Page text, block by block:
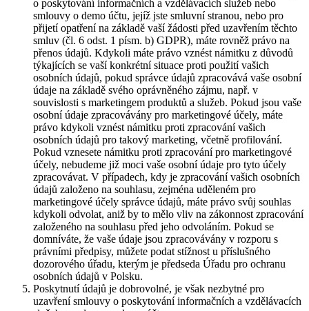
o poskytování informačních a vzdělávacích služeb nebo
smlouvy o demo účtu, jejíž jste smluvní stranou, nebo pro
přijetí opatření na základě vaší žádosti před uzavřením těchto
smluv (čl. 6 odst. 1 písm. b) GDPR), máte rovněž právo na
přenos údajů. Kdykoli máte právo vznést námitku z důvodů
týkajících se vaší konkrétní situace proti použití vašich
osobních údajů, pokud správce údajů zpracovává vaše osobní
údaje na základě svého oprávněného zájmu, např. v
souvislosti s marketingem produktů a služeb. Pokud jsou vaše
osobní údaje zpracovávány pro marketingové účely, máte
právo kdykoli vznést námitku proti zpracování vašich
osobních údajů pro takový marketing, včetně profilování.
Pokud vznesete námitku proti zpracování pro marketingové
účely, nebudeme již moci vaše osobní údaje pro tyto účely
zpracovávat. V případech, kdy je zpracování vašich osobních
údajů založeno na souhlasu, zejména uděleném pro
marketingové účely správce údajů, máte právo svůj souhlas
kdykoli odvolat, aniž by to mělo vliv na zákonnost zpracování
založeného na souhlasu před jeho odvoláním. Pokud se
domníváte, že vaše údaje jsou zpracovávány v rozporu s
právními předpisy, můžete podat stížnost u příslušného
dozorového úřadu, kterým je předseda Úřadu pro ochranu
osobních údajů v Polsku.
Poskytnutí údajů je dobrovolné, je však nezbytné pro
uzavření smlouvy o poskytování informačních a vzdělávacích